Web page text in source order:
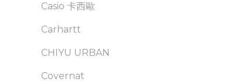
Casio 卡西歐
Carhartt
CHIYU URBAN
Covernat